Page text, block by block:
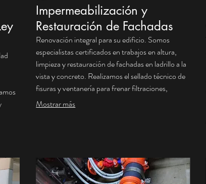
y
Impermeabilización y
Restauración de Fachadas
Renovación integral para su edificio. Somos
especialistas certificados en trabajos en altura,
limpieza y restauración de fachadas en ladrillo a la
vista y concreto. Realizamos el sellado técnico de
fisuras y ventanería para frenar filtraciones,
aplicando hidrófugos y pinturas de alto
Mostrar más